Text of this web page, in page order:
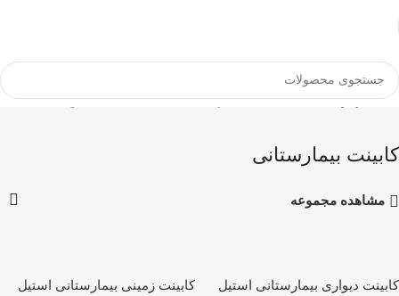
خانه تجهیزات استیل کابینت بیمارستانی نمایش همه 2 نتیجه
کابینت بیمارستانی
مشاهده مجموعه
كابینت دیواری بیمارستانی استیل
كابینت زمینی بیمارستانی استیل